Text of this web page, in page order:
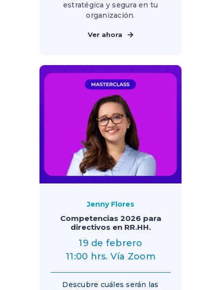
estratégica y segura en tu
organización.
Ver ahora
Jenny Flores
Competencias 2026 para
directivos en RR.HH.
19 de febrero
11:00 hrs. Vía Zoom
Descubre cuáles serán las